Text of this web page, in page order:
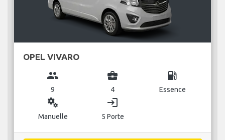
OPEL VIVARO
group
9
business_center
4
local_gas_station
Essence
miscellaneous_services
Manuelle
login
5 Porte